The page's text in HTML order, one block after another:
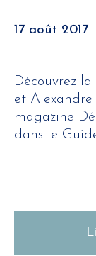
17 août 2017
Découvrez
et
magazine
dans le